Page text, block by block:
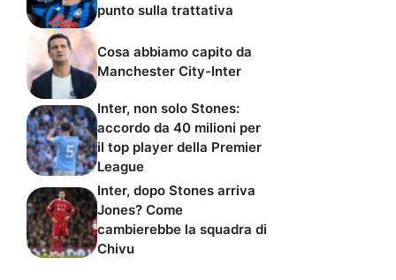
punto sulla trattativa
Cosa abbiamo capito da
Manchester City-Inter
Inter, non solo Stones:
accordo da 40 milioni per
il top player della Premier
League
Inter, dopo Stones arriva
Jones? Come
cambierebbe la squadra di
Chivu